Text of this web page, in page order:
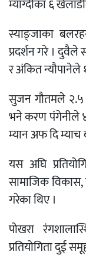
म्याग्दीका ६
स्याङ्जाका
प्रदर्शन गरे ।
र अंकित न्यौपानेले
सुजन गौतमले २.५
भने करण पंगेनीले
म्यान अफ दि म्याच
यस अघि
सामाजिक विकास,
गरेका थिए ।
पोखरा
प्रतियोगिता दुई